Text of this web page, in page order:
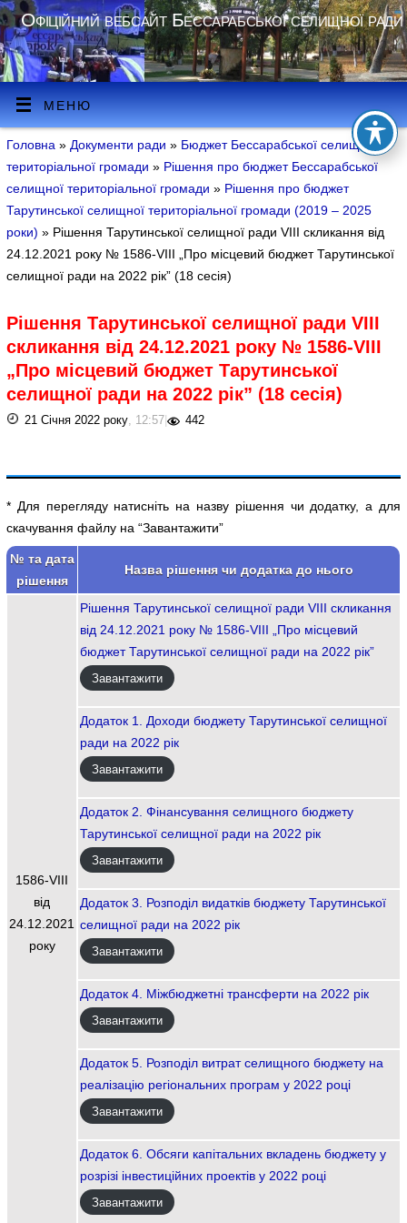
Офіційний вебсайт Бессарабської селищної ради
МЕНЮ
Головна » Документи ради» Бюджет Бессарабської селищної
територіальної громади» Рішення про бюджет Бессарабської
селищної територіальної громади» Рішення про бюджет
Тарутинської селищної територіальної громади (2019 – 2025
роки)» Рішення Тарутинської селищної ради VIII скликання від
24.12.2021 року № 1586-VІІІ „Про місцевий бюджет Тарутинської
селищної ради на 2022 рік” (18 сесія)
Рішення Тарутинської селищної ради VIII
скликання від 24.12.2021 року № 1586-VІІІ
„Про місцевий бюджет Тарутинської
селищної ради на 2022 рік” (18 сесія)
21 Січня 2022 року, 12:57| 442
* Для перегляду натисніть на назву рішення чи додатку, а для
скачування файлу на “Завантажити”
№ та дата
рішення
Назва рішення чи додатка до нього
1586-VIII
від
24.12.2021
року
Рішення Тарутинської селищної ради VIII скликання
від 24.12.2021 року № 1586-VІІІ „Про місцевий
бюджет Тарутинської селищної ради на 2022 рік”
Завантажити
Додаток 1. Доходи бюджету Тарутинської селищної
ради на 2022 рік
Завантажити
Додаток 2. Фінансування селищного бюджету
Тарутинської селищної ради на 2022 рік
Завантажити
Додаток 3. Розподіл видатків бюджету Тарутинської
селищної ради на 2022 рік
Завантажити
Додаток 4. Міжбюджетні трансферти на 2022 рік
Завантажити
Додаток 5. Розподіл витрат селищного бюджету на
реалізацію регіональних програм у 2022 році
Завантажити
Додаток 6. Обсяги капітальних вкладень бюджету у
розрізі інвестиційних проектів у 2022 році
Завантажити